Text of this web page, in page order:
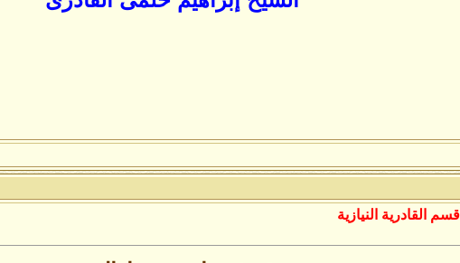
قسم القادرية النيازية